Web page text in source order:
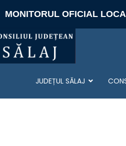
MONITORUL OFICIAL
JUDEȚUL SĂLAJ